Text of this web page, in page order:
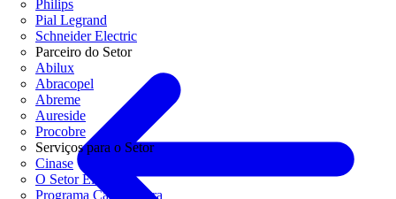
Philips
Pial Legrand
Schneider Electric
Parceiro do Setor
Abilux
Abracopel
Abreme
Aureside
Procobre
Serviços para o Setor
Cinase
O Setor Elétrico
Programa Casa Segura